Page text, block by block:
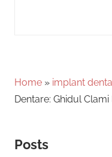
Home » implant
Dentare: Ghidul
Posts